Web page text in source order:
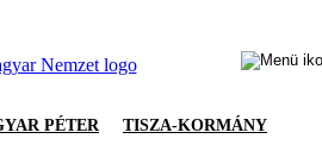
PÉTER TISZA-KORMÁNY